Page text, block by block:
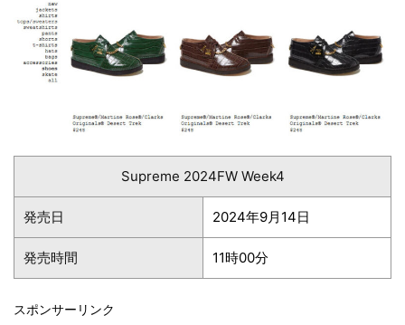
Supreme 2024FW Week4
発売日 2024年9月14日
発売時間 11時00分
スポンサーリンク